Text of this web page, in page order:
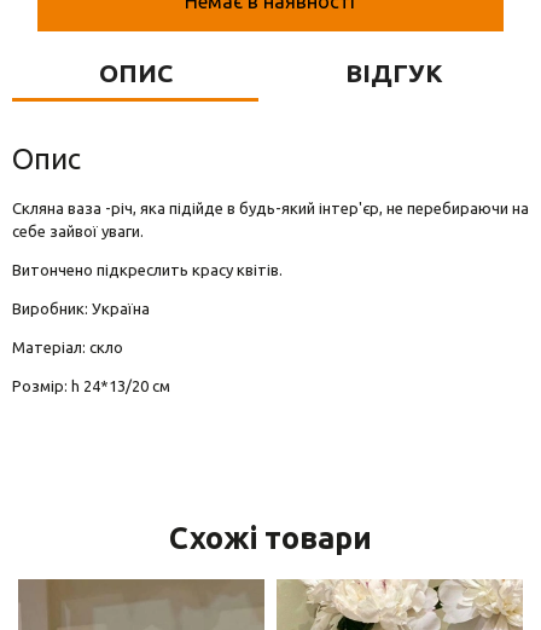
Фігурки та статуетки
ОПИС ВІДГУК
Опис
Скляна ваза -річ, яка підійде в будь-який інтер'єр, не перебираючи на
себе зайвої уваги.
Витончено підкреслить красу квітів.
Виробник: Україна
Матеріал: скло
Розмір: h 24*13/20 см
Схожі товари